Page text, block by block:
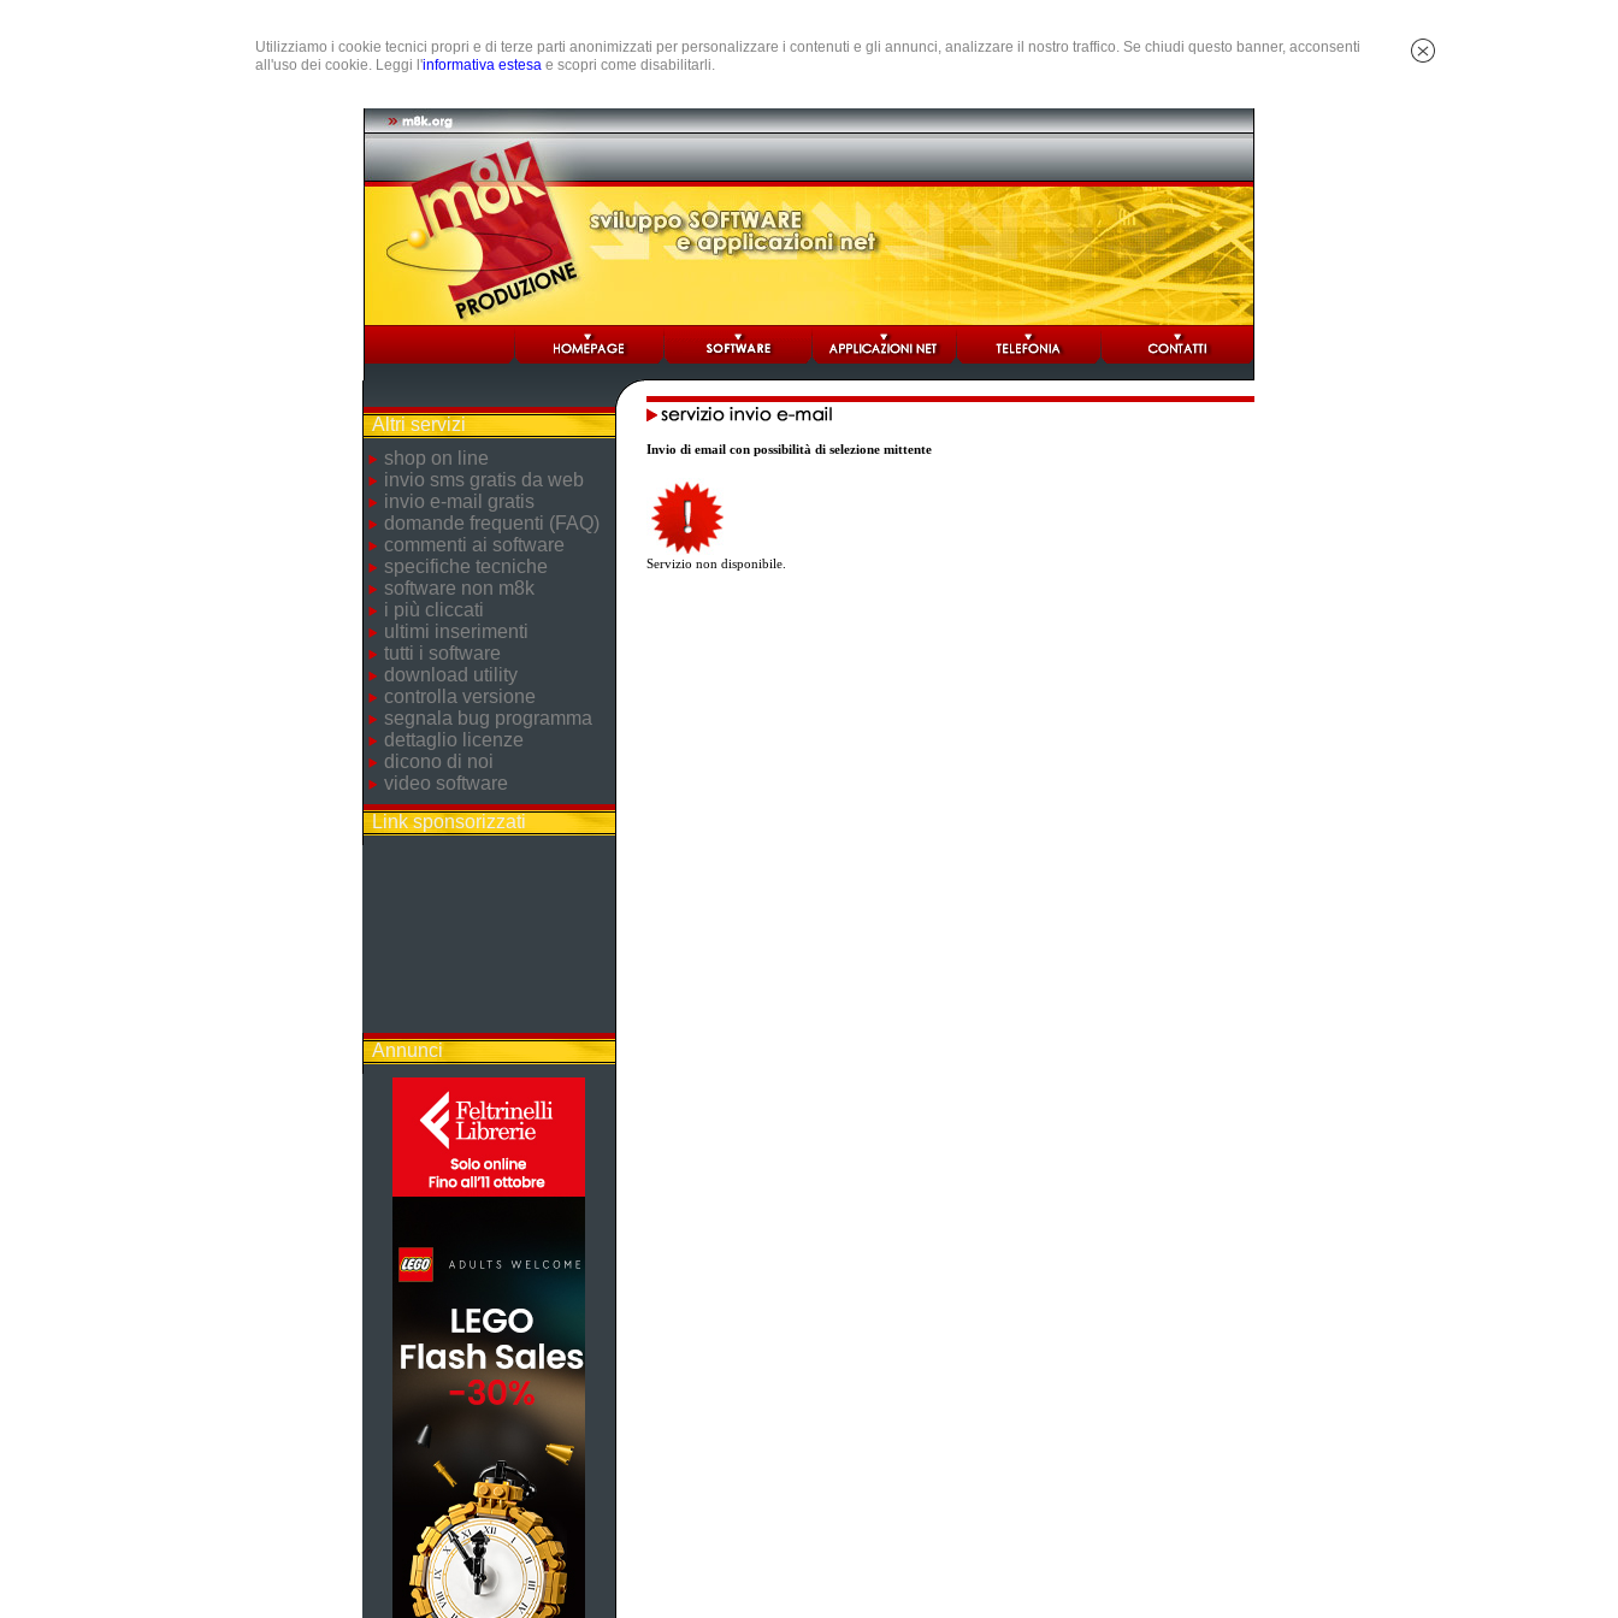
Utilizziamo i cookie tecnici propri e di terze parti anonimizzati per personalizzare i contenuti e gli annunci, analizzare il nostro traffico. Se chiudi questo banner, acconsenti
all'uso dei cookie. Leggi l'informativa estesa e scopri come disabilitarli.
Altri servizi
shop on line
invio sms gratis da web
invio e-mail gratis
domande frequenti (FAQ)
commenti ai software
specifiche tecniche
software non m8k
i più cliccati
ultimi inserimenti
tutti i software
download utility
controlla versione
segnala bug programma
dettaglio licenze
dicono di noi
video software
Link sponsorizzati
Annunci
Invio di email con possibilità di selezione mittente
Servizio non disponibile.